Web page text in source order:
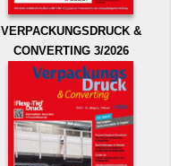
VERPACKUNGSDRUCK &
CONVERTING 3/2026